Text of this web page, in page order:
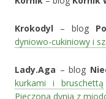
Krokodyl – blog
dyniowo-cukiniowy i
Lady.Aga – blog
kurkami i bruschettą
Pieczona dynia z